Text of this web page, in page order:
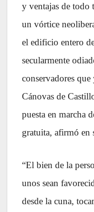
y ventajas de todo
un vórtice
el edificio entero
secularmente
conservadores
Cánovas de
puesta en marcha
gratuita, afirmó en
“El bien de la
unos sean
desde la cuna,